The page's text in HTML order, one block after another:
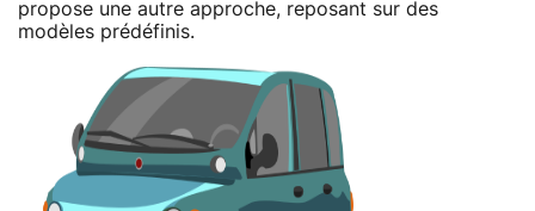
propose une autre approche, reposant sur des
modèles prédéfinis.